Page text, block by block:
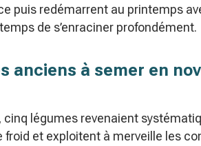
puis redémarrent au printemps
de s’enraciner profondément.
anciens à semer en
légumes revenaient
et exploitent à merveille les